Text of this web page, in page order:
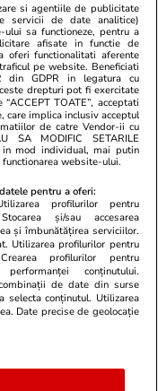
a
ei,
Unica.ro
Nu și ei! S-au
căsnicie! Cei doi
secret. Nimeni
motiv al
rezervate
si agentiile de publicitate
servicii de date analitice)
sa functioneze, pentru a
afisate in functie de
oferi functionalitati aferente
pe website. Beneficiati
din GDPR in legatura cu
drepturi pot fi exercitate
TOATE”, acceptati
care implica inclusiv acceptul
de catre Vendor-ii cu
SA MODIFIC SETARILE
in mod individual, mai putin
website-ului.
pentru a oferi:
profilurilor pentru
și/sau accesarea
și îmbunătățirea serviciilor.
Utilizarea profilurilor pentru
profilurilor pentru
conținutului.
de date din surse
conținutul. Utilizarea
Date precise de geolocație